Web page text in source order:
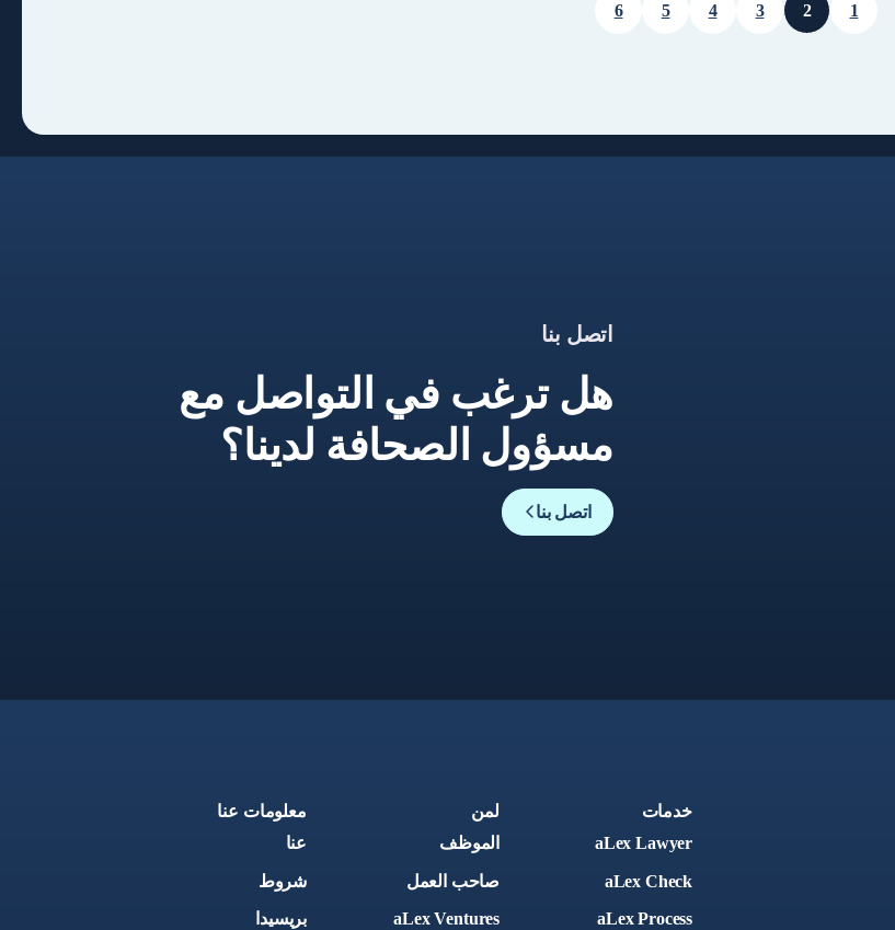
1
2
3
4
5
6
اتصل بنا
هل ترغب في التواصل مع
مسؤول الصحافة لدينا؟
اتصل بنا
خدمات
aLex Lawyer
aLex Check
aLex Process
لمن
الموظف
صاحب العمل
aLex Ventures
معلومات عنا
عنا
شروط
بريسيدا